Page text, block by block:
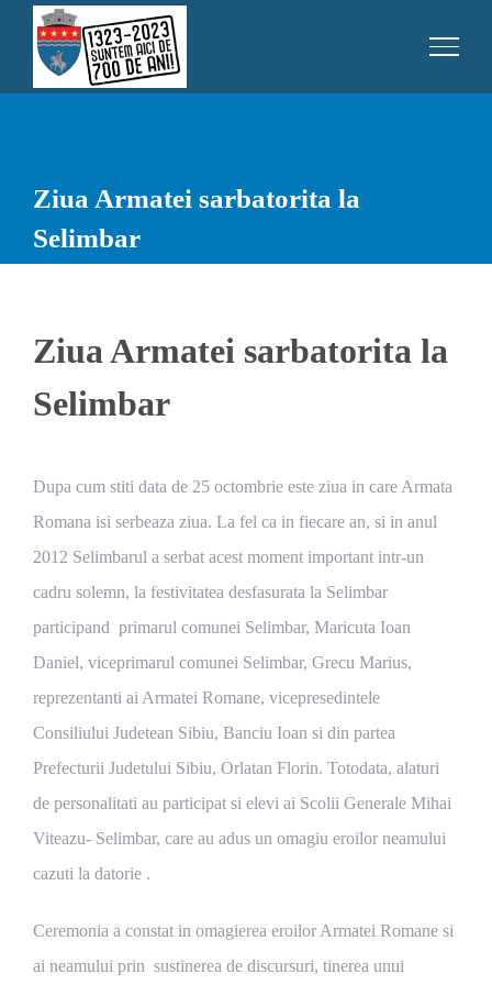
content
Ziua Armatei sarbatorita la
Selimbar
Ziua Armatei sarbatorita la
Selimbar
Dupa cum stiti data de 25 octombrie este ziua in care Armata
Romana isi serbeaza ziua. La fel ca in fiecare an, si in anul
2012 Selimbarul a serbat acest moment important intr-un
cadru solemn, la festivitatea desfasurata la Selimbar
participand primarul comunei Selimbar, Maricuta Ioan
Daniel, viceprimarul comunei Selimbar, Grecu Marius,
reprezentanti ai Armatei Romane, vicepresedintele
Consiliului Judetean Sibiu, Banciu Ioan si din partea
Prefecturii Judetului Sibiu, Orlatan Florin. Totodata, alaturi
de personalitati au participat si elevi ai Scolii Generale Mihai
Viteazu- Selimbar, care au adus un omagiu eroilor neamului
cazuti la datorie .
Ceremonia a constat in omagierea eroilor Armatei Romane si
ai neamului prin sustinerea de discursuri, tinerea unui